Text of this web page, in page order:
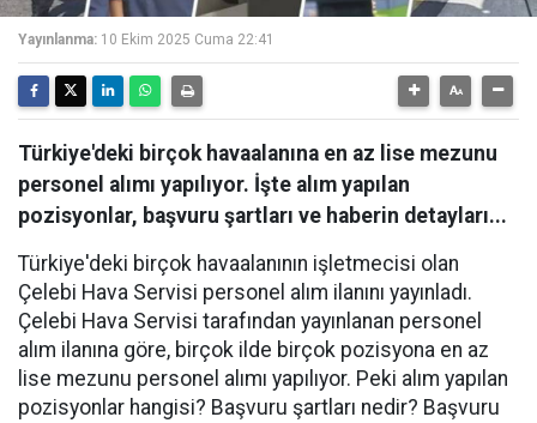
Yayınlanma: 10 Ekim 2025 Cuma 22:41
Türkiye'deki birçok havaalanına en az lise mezunu
personel alımı yapılıyor. İşte alım yapılan
pozisyonlar, başvuru şartları ve haberin detayları...
Türkiye'deki birçok havaalanının işletmecisi olan
Çelebi Hava Servisi personel alım ilanını yayınladı.
Çelebi Hava Servisi tarafından yayınlanan personel
alım ilanına göre, birçok ilde birçok pozisyona en az
lise mezunu personel alımı yapılıyor. Peki alım yapılan
pozisyonlar hangisi? Başvuru şartları nedir? Başvuru